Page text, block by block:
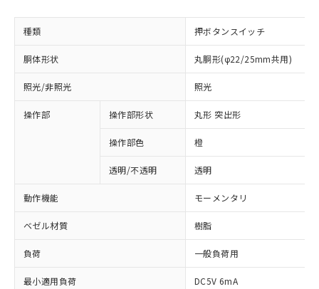
種類 押ボタンスイッチ
胴体形状 丸胴形(φ22/25mm共用)
照光/非照光 照光
操作部 操作部形状 丸形 突出形
操作部色 橙
透明/不透明 透明
動作機能 モーメンタリ
ベゼル材質 樹脂
負荷 一般負荷用
最小適用負荷 DC5V 6mA